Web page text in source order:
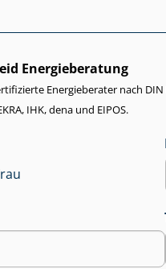
Energieberatung
Energieberater nach DIN
IHK, dena und EIPOS.